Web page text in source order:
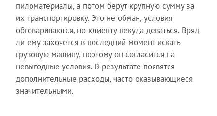
пиломатериалы, а потом берут крупную сумму за
их транспортировку. Это не обман, условия
обговариваются, но клиенту некуда деваться. Вряд
ли ему захочется в последний момент искать
грузовую машину, поэтому он согласится на
невыгодные условия. В результате появятся
дополнительные расходы, часто оказывающиеся
значительными.